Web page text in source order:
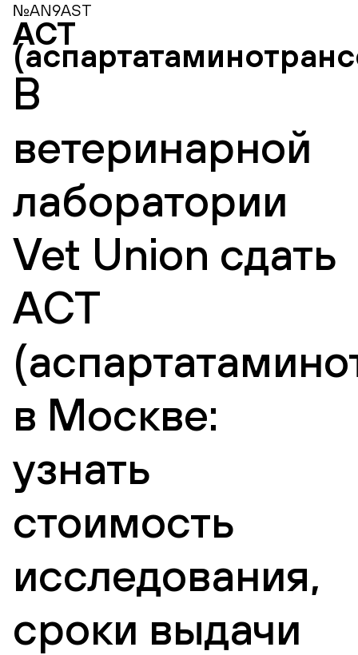
№AN9AST
АСТ
В
ветеринарной
лаборатории
Vet Union сдать
АСТ
в Москве:
узнать
стоимость
исследования,
сроки выдачи